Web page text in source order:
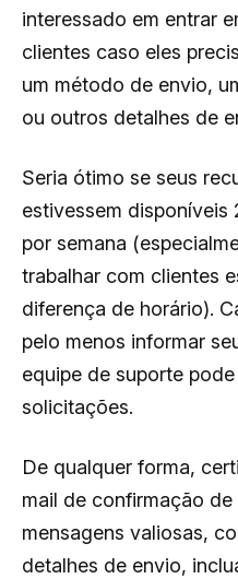
interessado em entrar
clientes caso eles
um método de envio,
ou outros detalhes de
Seria ótimo se seus
estivessem disponíveis
por semana
trabalhar com clientes
diferença de horário).
pelo menos informar
equipe de suporte
solicitações.
De qualquer forma,
mail de confirmação
mensagens valiosas,
detalhes de envio,